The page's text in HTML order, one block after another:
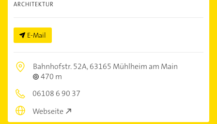
ARCHITEKTUR
E-Mail
Bahnhofstr. 52A,63165 Mühlheim am Main
470 m
06108 6 90 37
Webseite